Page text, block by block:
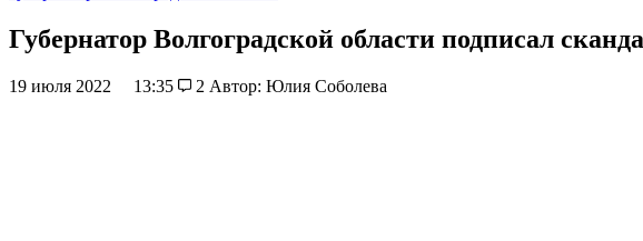
Губернатор Волгоградской области подписал
19 июля 2022 13:35 2 Автор: Юлия Соболева